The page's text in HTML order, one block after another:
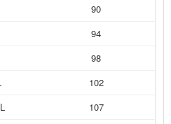
90
94
98
102
107